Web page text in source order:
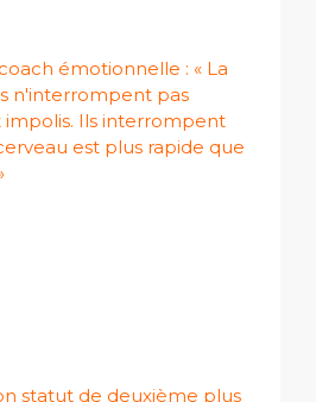
émotionnelle : « La
n'interrompent pas
impolis. Ils interrompent
est plus rapide que
statut de deuxième plus